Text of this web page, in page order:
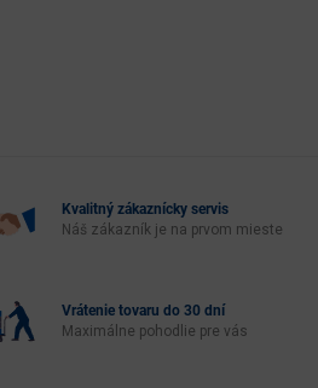
Kvalitný zákaznícky servis
Náš zákazník je na prvom mieste
Vrátenie tovaru do 30 dní
Maximálne pohodlie pre vás